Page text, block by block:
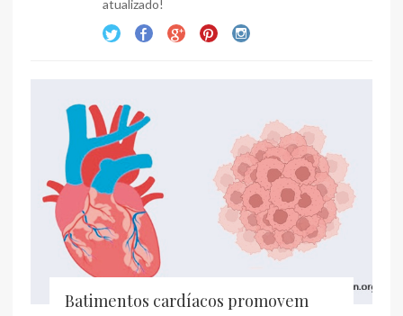
atualizado!
Batimentos cardíacos promovem